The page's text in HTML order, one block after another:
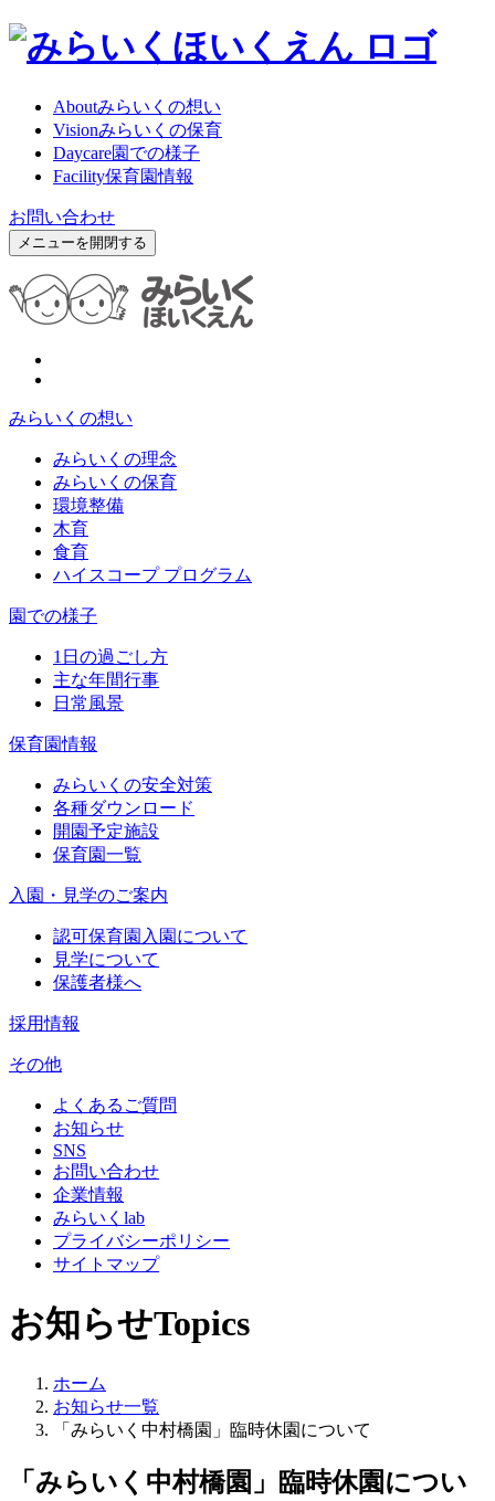
Aboutみらいくの想い
Visionみらいくの保育
Daycare園での様子
Facility保育園情報
お問い合わせ
メニューを開閉する
みらいくの想い
みらいくの理念
みらいくの保育
環境整備
木育
食育
ハイスコープ プログラム
園での様子
1日の過ごし方
主な年間行事
日常風景
保育園情報
みらいくの安全対策
各種ダウンロード
開園予定施設
保育園一覧
入園・見学のご案内
認可保育園入園について
見学について
保護者様へ
採用情報
その他
よくあるご質問
お知らせ
SNS
お問い合わせ
企業情報
みらいくlab
プライバシーポリシー
サイトマップ
お知らせTopics
ホーム
お知らせ一覧
「みらいく中村橋園」臨時休園について
「みらいく中村橋園」臨時休園につい